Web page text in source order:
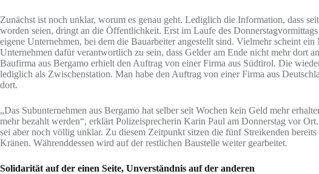
Zunächst ist noch unklar, worum es genau geht. Lediglich die Information, dass
worden seien, dringt an die Öffentlichkeit. Erst im Laufe des
eigene Unternehmen, bei dem die Bauarbeiter angestellt sind. Vielmehr scheint
Unternehmen dafür verantwortlich zu sein, dass Gelder am Ende nicht mehr dort
Baufirma aus Bergamo erhielt den Auftrag von einer Firma aus Südtirol. Die
lediglich als Zwischenstation. Man habe den Auftrag von einer Firma aus
dort.
„Das Subunternehmen aus Bergamo hat selber seit Wochen kein Geld mehr
mehr bezahlt werden“, erklärt Polizeisprecherin Karin Paul am Donnerstag vor
sei aber noch völlig unklar. Zu diesem Zeitpunkt sitzen die fünf Streikenden
Kränen. Währenddessen wird auf der restlichen Baustelle weiter gearbeitet.
Solidarität auf der einen Seite, Unverständnis auf der anderen